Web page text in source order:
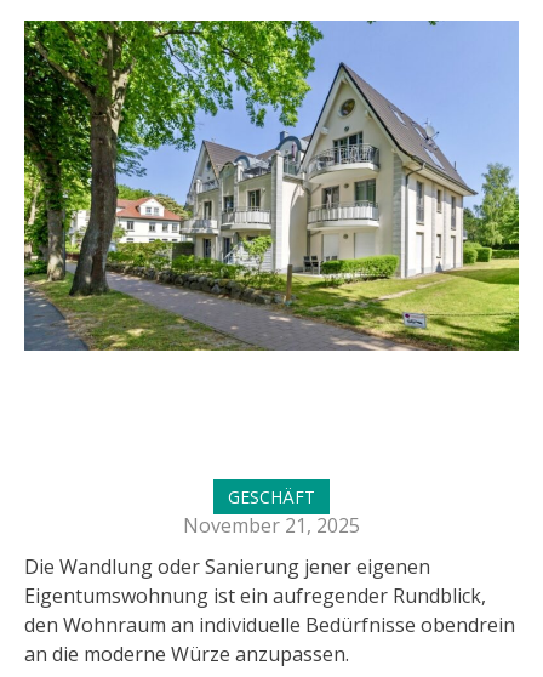
GESCHÄFT
November 21, 2025
Die Wandlung oder Sanierung jener eigenen
Eigentumswohnung ist ein aufregender Rundblick,
den Wohnraum an individuelle Bedürfnisse obendrein
an die moderne Würze anzupassen.